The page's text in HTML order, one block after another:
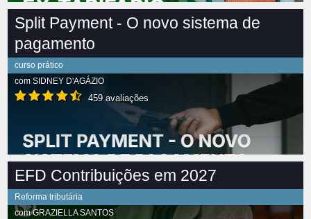
Split Payment - O novo sistema de
pagamento
curso prático
com SIDNEY D'AGÁZIO
459 avaliações
EFD Contribuições em 2027
Reforma tributária
comGRAZIELLA SANTOS